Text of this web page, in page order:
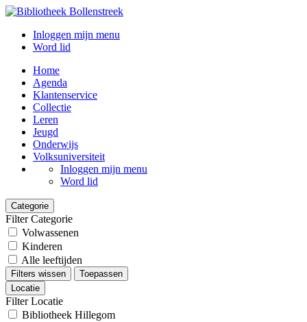
Inloggen mijn menu
Word lid
Home
Agenda
Klantenservice
Collectie
Leren
Jeugd
Onderwijs
Volksuniversiteit
Inloggen mijn menu
Word lid
Categorie
Filter Categorie
Volwassenen
Kinderen
Alle leeftijden
Filters wissen
Toepassen
Locatie
Filter Locatie
Bibliotheek Hillegom